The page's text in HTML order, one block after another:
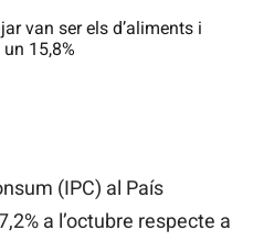
van ser els d’aliments i
15,8%
(IPC) al País
a l’octubre respecte a